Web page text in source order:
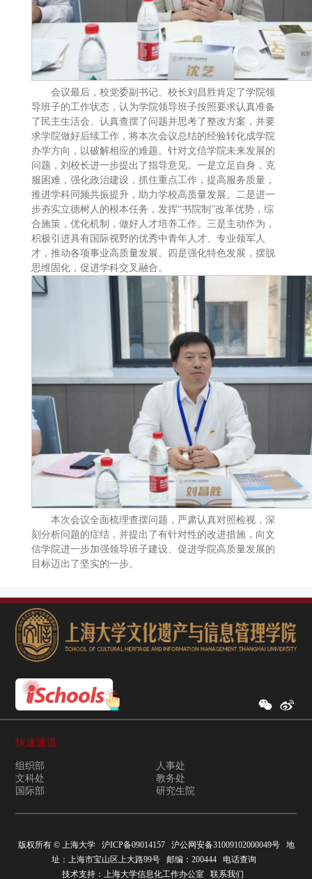
会议最后，校党委副书记、校长刘昌胜肯定了学院领
导班子的工作状态，认为学院领导班子按照要求认真准备
了民主生活会、认真查摆了问题并思考了整改方案，并要
求学院做好后续工作，将本次会议总结的经验转化成学院
办学方向，以破解相应的难题。针对文信学院未来发展的
问题，刘校长进一步提出了指导意见。一是立足自身，克
服困难，强化政治建设，抓住重点工作，提高服务质量，
推进学科同频共振提升，助力学校高质量发展。二是进一
步夯实立德树人的根本任务，发挥“书院制”改革优势，综
合施策，优化机制，做好人才培养工作。三是主动作为，
积极引进具有国际视野的优秀中青年人才、专业领军人
才，推动各项事业高质量发展。四是强化特色发展，摆脱
思维固化，促进学科交叉融合。
本次会议全面梳理查摆问题，严肃认真对照检视，深
刻分析问题的症结，并提出了有针对性的改进措施，向文
信学院进一步加强领导班子建设、促进学院高质量发展的
目标迈出了坚实的一步。
快速通道
组织部
人事处
文科处
教务处
国际部
研究生院
版权所有 ©上海大学 沪ICP备09014157 沪公网安备31009102000049号地
址：上海市宝山区上大路99号 邮编：200444 电话查询
技术支持：
上海大学信息化工作办公室 联系我们